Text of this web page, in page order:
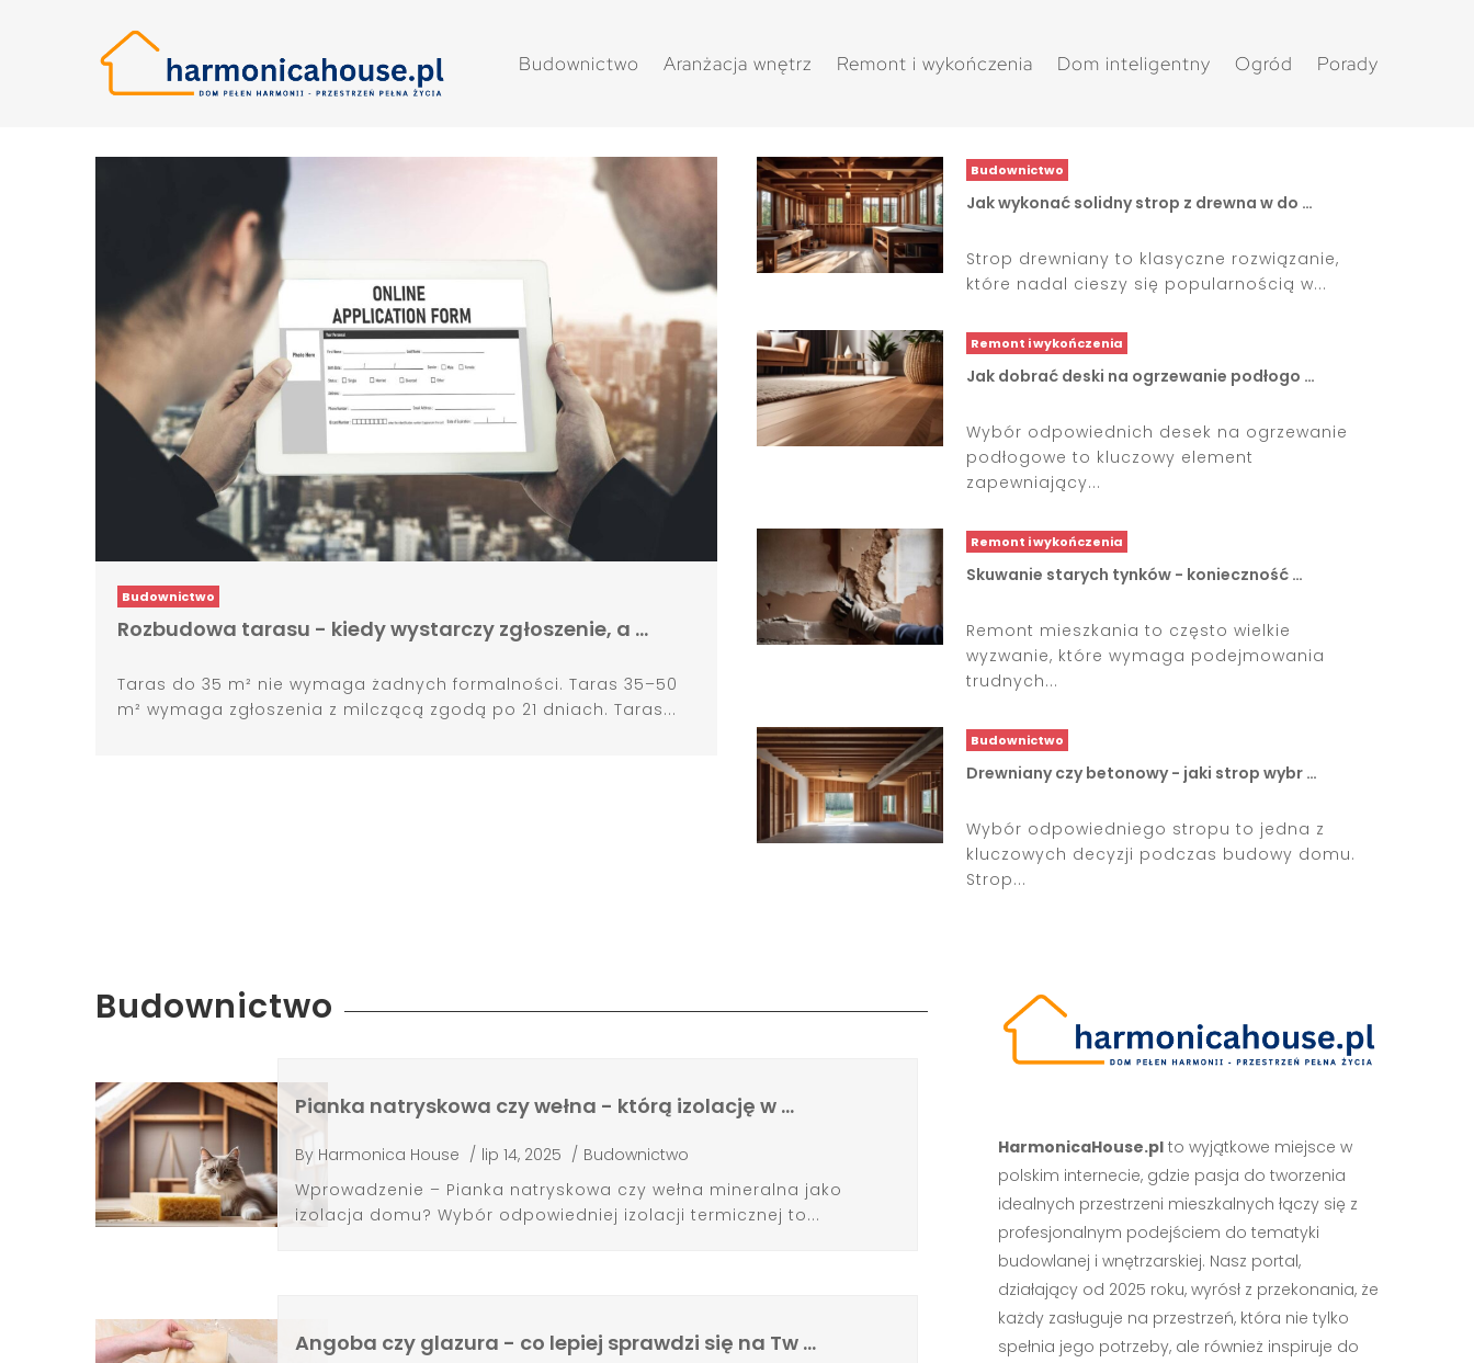
Budownictwo Aranżacja wnętrz Remont i wykończenia Dom inteligentny Ogród Porady
Budownictwo
Rozbudowa tarasu - kiedy wystarczy zgłoszenie, a …
Taras do 35 m² nie wymaga żadnych formalności. Taras 35–50
m² wymaga zgłoszenia z milczącą zgodą po 21 dniach. Taras...
Budownictwo
Jak wykonać solidny strop z drewna w do …
Strop drewniany to klasyczne rozwiązanie,
które nadal cieszy się popularnością w...
Remont i wykończenia
Jak dobrać deski na ogrzewanie podłogo …
Wybór odpowiednich desek na ogrzewanie
podłogowe to kluczowy element
zapewniający...
Remont i wykończenia
Skuwanie starych tynków - konieczność …
Remont mieszkania to często wielkie
wyzwanie, które wymaga podejmowania
trudnych...
Budownictwo
Drewniany czy betonowy - jaki strop wybr …
Wybór odpowiedniego stropu to jedna z
kluczowych decyzji podczas budowy domu.
Strop...
Budownictwo
Pianka natryskowa czy wełna - którą izolację w …
By Harmonica House / lip 14, 2025 / Budownictwo
Wprowadzenie – Pianka natryskowa czy wełna mineralna jako
izolacja domu? Wybór odpowiedniej izolacji termicznej to...
Angoba czy glazura - co lepiej sprawdzi się na Tw …
HarmonicaHouse.plto wyjątkowe miejsce w
polskim internecie, gdzie pasja do tworzenia
idealnych przestrzeni mieszkalnych łączy się z
profesjonalnym podejściem do tematyki
budowlanej i wnętrzarskiej. Nasz portal,
działający od 2025 roku, wyrósł z przekonania, że
każdy zasługuje na przestrzeń, która nie tylko
spełnia jego potrzeby, ale również inspiruje do